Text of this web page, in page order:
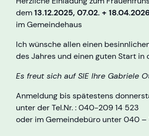
dem13.12.2025, 07.02. +
im Gemeindehaus
Ich wünsche allen einen
des Jahres und einen guten Start in
Es freut sich auf SIE Ihre Gabriele
Anmeldung bis spätestens
unter der Tel.Nr. : 040-209 14 523
oder im Gemeindebüro unter 040 –